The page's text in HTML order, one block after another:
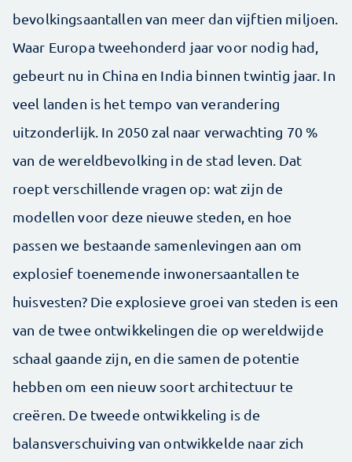
bevolkingsaantallen van meer dan vijftien miljoen.
Waar Europa tweehonderd jaar voor nodig had,
gebeurt nu in China en India binnen twintig jaar. In
veel landen is het tempo van verandering
uitzonderlijk. In 2050 zal naar verwachting 70 %
van de wereldbevolking in de stad leven. Dat
roept verschillende vragen op: wat zijn de
modellen voor deze nieuwe ­steden, en hoe
passen we bestaande samenlevingen aan om
explosief toenemende inwonersaantallen te
huisvesten? Die explosieve groei van steden is een
van de twee ontwikkelingen die op wereldwijde
schaal gaande zijn, en die samen de potentie
hebben om een nieuw soort architectuur te
creëren. De tweede ontwikkeling is de
balansverschuiving van ontwikkelde naar zich